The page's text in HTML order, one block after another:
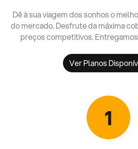
Dê à sua viagem dos sonhos o
do mercado. Desfrute da máxima
preços competitivos.
Ver Planos
1